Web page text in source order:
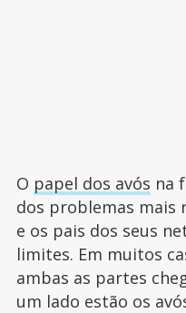
O papel dos avós na
dos problemas mais
e os pais dos seus
limites. Em muitos
ambas as partes
um lado estão os